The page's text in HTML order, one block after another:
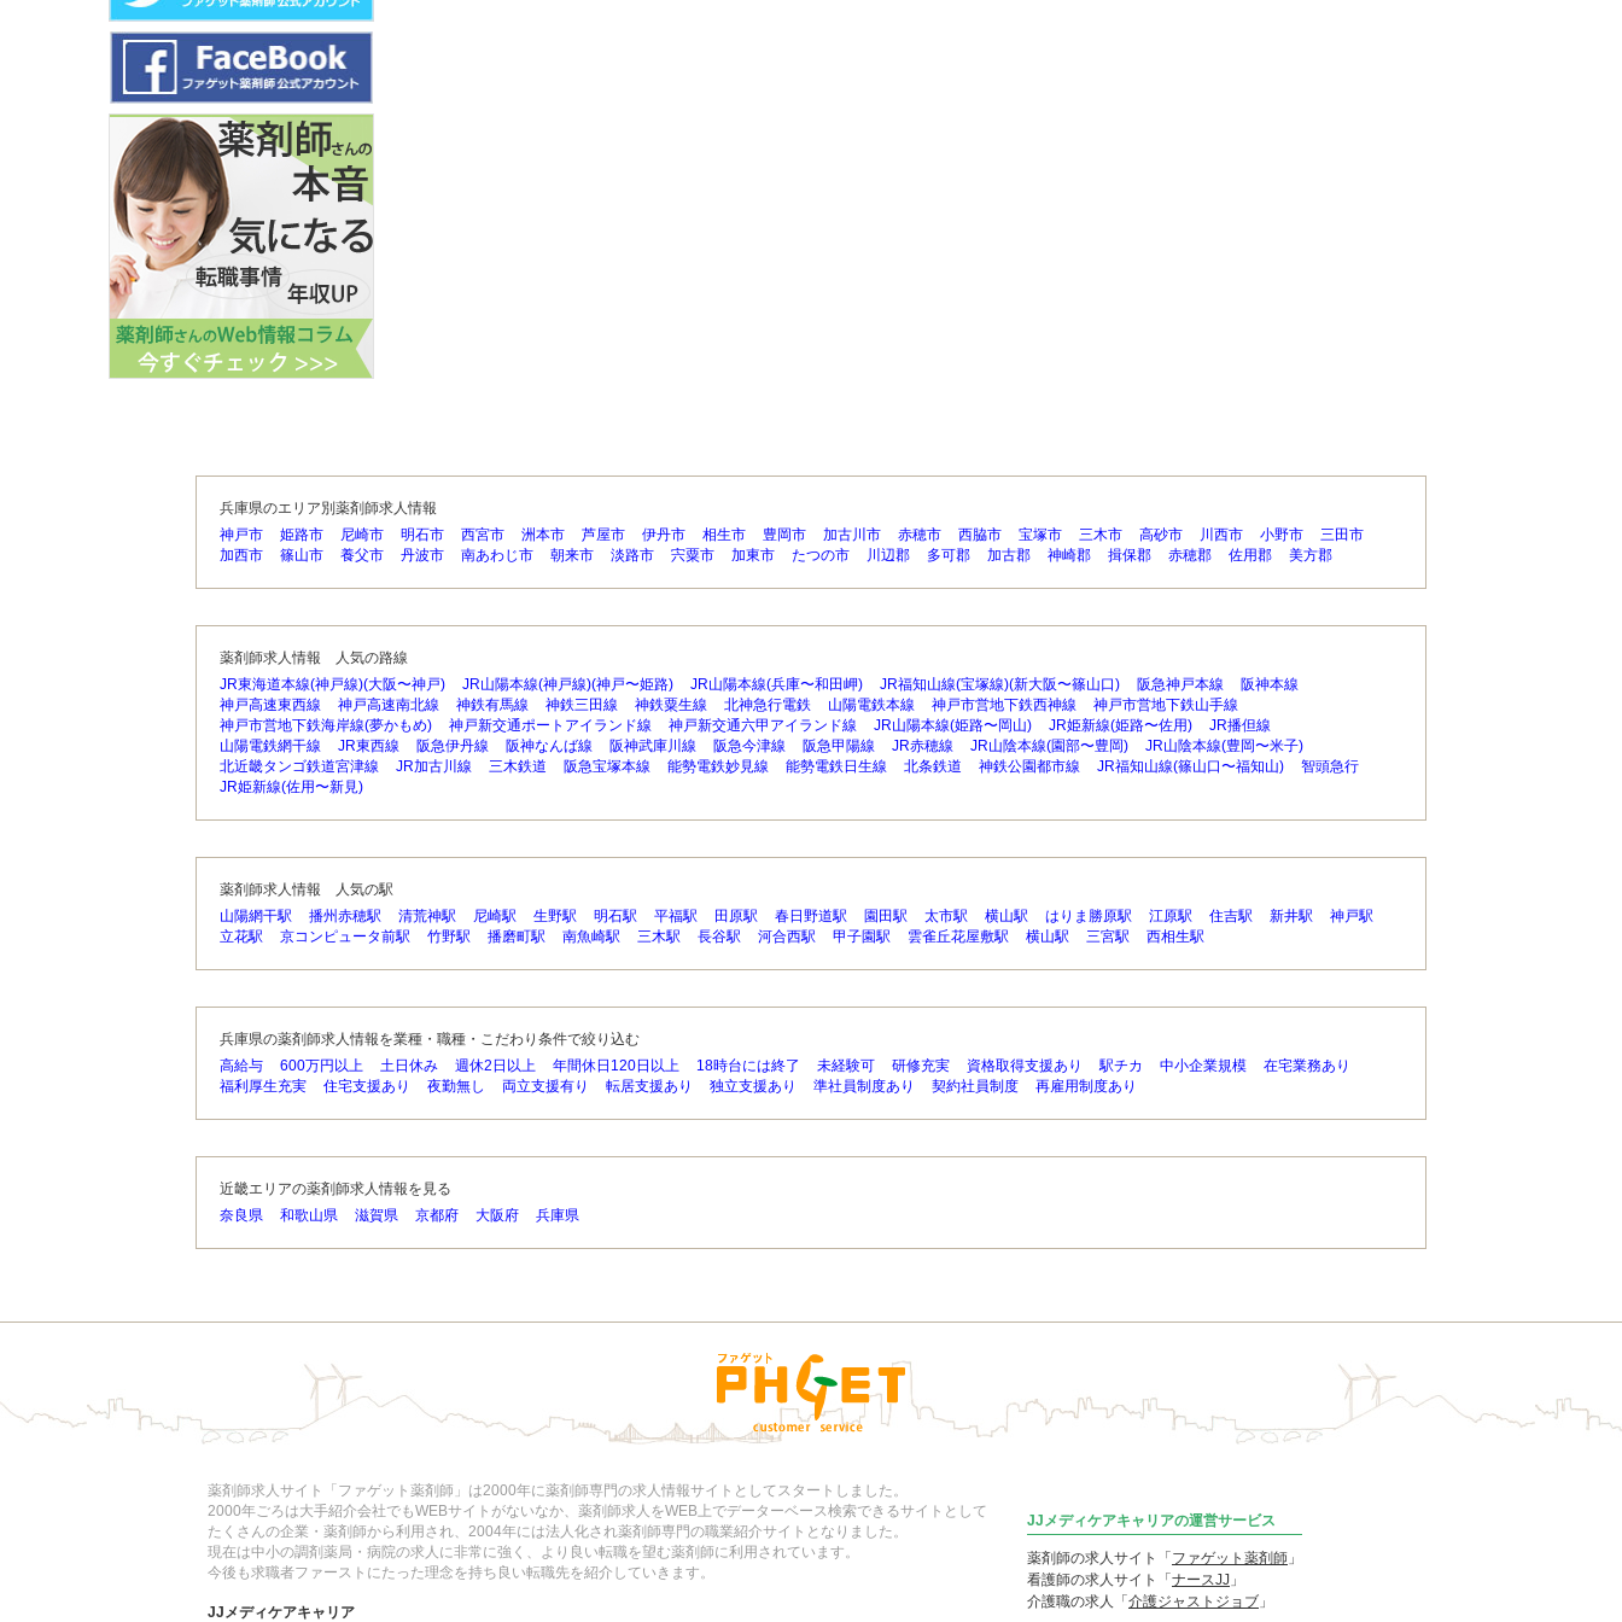
兵庫県のエリア別薬剤師求人情報
神戸市
姫路市 尼崎市 明石市 西宮市 洲本市 芦屋市 伊丹市 相生市 豊岡市 加古川市 赤穂市 西脇市 宝塚市 三木市 高砂市 川西市 小野市
三田市
加西市
篠山市 養父市 丹波市 南あわじ市 朝来市 淡路市 宍粟市 加東市 たつの市 川辺郡 多可郡 加古郡 神崎郡 揖保郡 赤穂郡 佐用郡 美方郡
薬剤師求人情報 人気の路線
JR東海道本線(神戸線)(大阪〜神戸)
JR山陽本線(神戸線)(神戸〜姫路) JR山陽本線(兵庫〜和田岬) JR福知山線(宝塚線)(新大阪〜篠山口) 阪急神戸本線
阪神本線
神戸高速東西線
神戸高速南北線 神鉄有馬線 神鉄三田線 神鉄粟生線 北神急行電鉄 山陽電鉄本線 神戸市営地下鉄西神線
神戸市営地下鉄山手線
神戸市営地下鉄海岸線(夢かもめ)
神戸新交通ポートアイランド線 神戸新交通六甲アイランド線 JR山陽本線(姫路〜岡山) JR姫新線(姫路〜佐用)
JR播但線
山陽電鉄網干線
JR東西線 阪急伊丹線 阪神なんば線 阪神武庫川線 阪急今津線 阪急甲陽線 JR赤穂線 JR山陰本線(園部〜豊岡)
JR山陰本線(豊岡〜米子)
北近畿タンゴ鉄道宮津線
JR加古川線 三木鉄道 阪急宝塚本線 能勢電鉄妙見線 能勢電鉄日生線 北条鉄道 神鉄公園都市線 JR福知山線(篠山口〜福知山)
智頭急行
JR姫新線(佐用〜新見)
薬剤師求人情報 人気の駅
山陽網干駅
播州赤穂駅 清荒神駅 尼崎駅 生野駅 明石駅 平福駅 田原駅 春日野道駅 園田駅 太市駅 横山駅 はりま勝原駅 江原駅 住吉駅 新井駅
神戸駅
立花駅
京コンピュータ前駅 竹野駅 播磨町駅 南魚崎駅 三木駅 長谷駅 河合西駅 甲子園駅 雲雀丘花屋敷駅 横山駅 三宮駅 西相生駅
兵庫県の薬剤師求人情報を業種・職種・こだわり条件で絞り込む
高給与
600万円以上 土日休み 週休2日以上 年間休日120日以上 18時台には終了 未経験可 研修充実 資格取得支援あり 駅チカ 中小企業規模
在宅業務あり
福利厚生充実
住宅支援あり 夜勤無し 両立支援有り 転居支援あり 独立支援あり 準社員制度あり 契約社員制度 再雇用制度あり
近畿エリアの薬剤師求人情報を見る
奈良県
和歌山県 滋賀県 京都府 大阪府 兵庫県
薬剤師求人サイト「ファゲット薬剤師」は2000年に薬剤師専門の求人情報サイトとしてスタートしました。
2000年ごろは大手紹介会社でもWEBサイトがないなか、薬剤師求人をWEB上でデーターベース検索できるサイトとして
たくさんの企業・薬剤師から利用され、2004年には法人化され薬剤師専門の職業紹介サイトとなりました。
現在は中小の調剤薬局・病院の求人に非常に強く、より良い転職を望む薬剤師に利用されています。
今後も求職者ファーストにたった理念を持ち良い転職先を紹介していきます。
JJメディケアキャリア
JJメディケアキャリアの運営サービス
薬剤師の求人サイト「 ファゲット薬剤師 」
看護師の求人サイト「 ナースJJ 」
介護職の求人「 介護ジャストジョブ 」